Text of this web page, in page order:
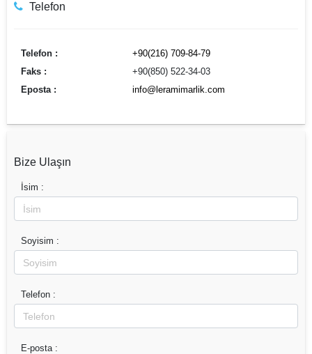
Telefon
Telefon :
+90(216) 709-84-79
Faks :
+90(850) 522-34-03
Eposta :
info@leramimarlik.com
Bize Ulaşın
İsim :
Soyisim :
Telefon :
E-posta :